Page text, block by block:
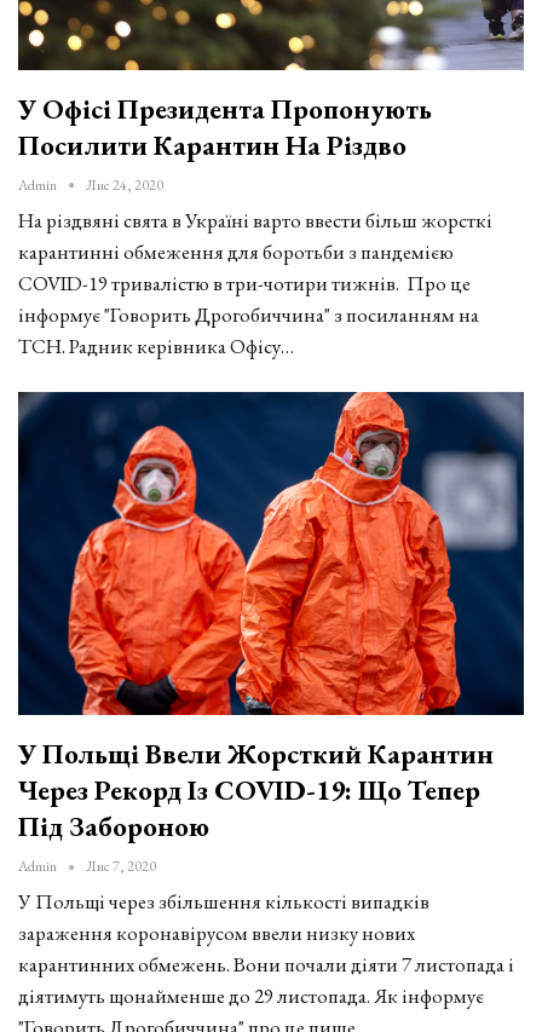
У Офісі Президента Пропонують
Посилити Карантин На Різдво
Admin Лис 24, 2020
На різдвяні свята в Україні варто ввести більш жорсткі
карантинні обмеження для боротьби з пандемією
COVID-19 тривалістю в три-чотири тижнів. Про це
інформує "Говорить Дрогобиччина" з посиланням на
ТСН. Радник керівника Офісу…
У Польщі Ввели Жорсткий Карантин
Через Рекорд Із COVID-19: Що Тепер
Під Забороною
Admin Лис 7, 2020
У Польщі через збільшення кількості випадків
зараження коронавірусом ввели низку нових
карантинних обмежень. Вони почали діяти 7 листопада і
діятимуть щонайменше до 29 листопада. Як інформує